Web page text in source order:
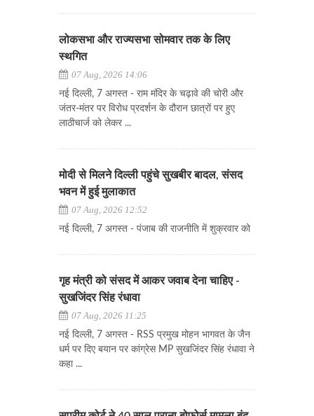
लोकसभा और राज्यसभा सोमवार तक के लिए
स्थगित
07 Aug, 2026 14:06
नई दिल्ली, 7 अगस्त - राम मंदिर के चढ़ावे की चोरी और
जंतर-मंतर पर विरोध प्रदर्शन के दौरान छात्रों पर हुए
लाठीचार्ज को लेकर ...
मोदी से मिलने दिल्ली पहुंचे सुखबीर बादल, संसद
भवन में हुई मुलाकात
07 Aug, 2026 12:52
नई दिल्ली, 7 अगस्त - पंजाब की राजनीति में शुक्रवार को
गृह मंत्री को संसद में आकर जवाब देना चाहिए -
सुखजिंदर सिंह रंधावा
07 Aug, 2026 11:25
नई दिल्ली, 7 अगस्त - RSS प्रमुख मोहन भागवत के जैन
धर्म पर दिए बयान पर कांग्रेस MP सुखजिंदर सिंह रंधावा ने
कहा ...